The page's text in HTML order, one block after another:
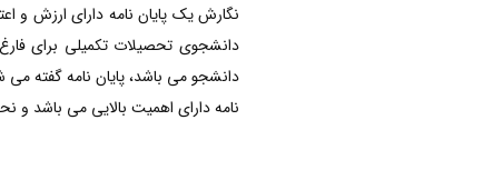
نگارش یک پایان نامه دارای ارزش و
دانشجوی تحصیلات تکمیلی برای
دانشجو می باشد، پایان نامه گفته
نامه دارای اهمیت بالایی می باشد و